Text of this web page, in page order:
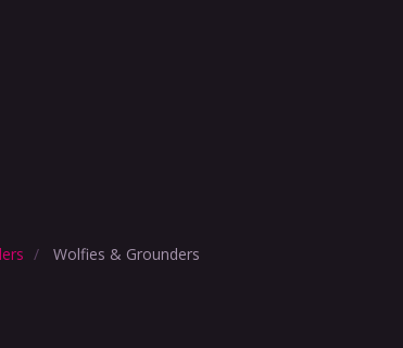
Wolfies & Grounders